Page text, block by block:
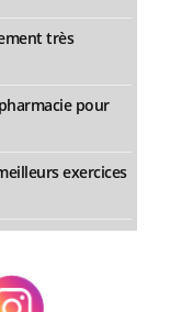
très
pour
exercices